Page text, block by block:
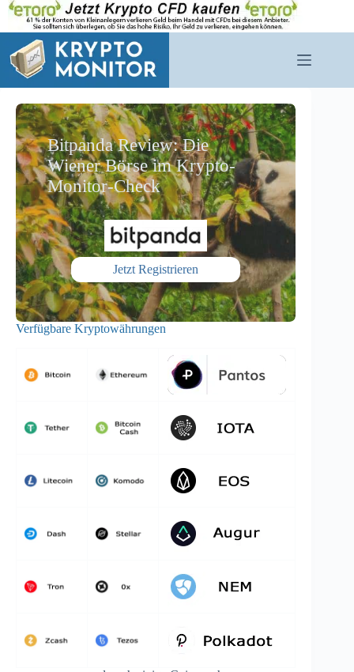
Zum
Inhalt
springen
Bitpanda Review: Die
Wiener Börse im Krypto-
Monitor-Check
Jetzt Registrieren
Verfügbare Kryptowährungen